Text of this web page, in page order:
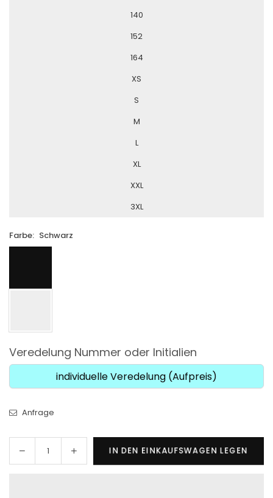
140
152
164
XS
S
M
L
XL
XXL
3XL
Farbe: Schwarz
Veredelung Nummer oder Initialien
individuelle Veredelung (Aufpreis)
Anfrage
Menge
für
Menge
für
IN DEN EINKAUFSWAGEN LEGEN